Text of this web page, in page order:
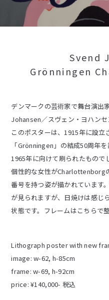
Svend
Grönningen
デンマークの芸術家で舞台演出
Johansen／スヴェン・ヨハンセ
このポスターは、1915年に設
「Grönningen」の結成50周年
1965年に向けて刷られたもので
個性的な女性がCharlottenborg
番号を持つ姿が描かれています
が見られますが、日焼けは感じ
状態です。フレームはこちらで整
Lithograph poster with new
image: w-62, h-85cm
frame: w-69, h-92cm
price: ¥140,000- 税込